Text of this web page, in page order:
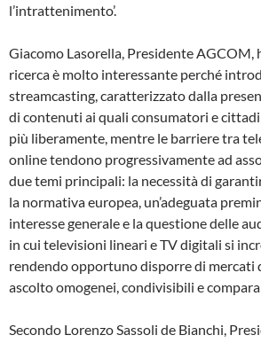
l’intrattenimento’.
Giacomo Lasorella, Presidente AGCOM,
ricerca è molto interessante perché
streamcasting, caratterizzato dalla
di contenuti ai quali consumatori e
più liberamente, mentre le barriere tra
online tendono progressivamente ad
due temi principali: la necessità di
la normativa europea, un’adeguata
interesse generale e la questione delle
in cui televisioni lineari e TV digitali si
rendendo opportuno disporre di mercati
ascolto omogenei, condivisibili e
Secondo Lorenzo Sassoli de Bianchi,